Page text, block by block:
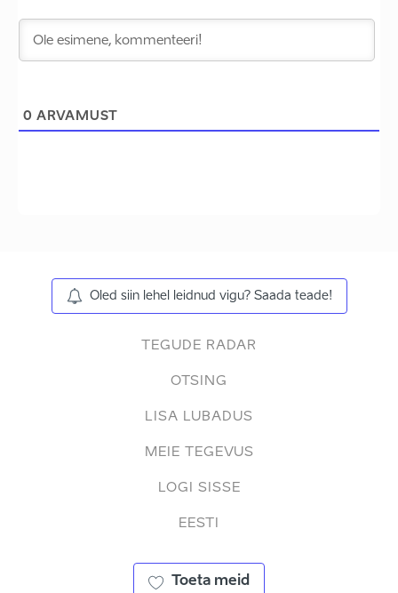
0 ARVAMUST
Oled siin lehel leidnud vigu? Saada teade!
TEGUDE RADAR
OTSING
LISA LUBADUS
MEIE TEGEVUS
LOGI SISSE
EESTI
Toeta meid